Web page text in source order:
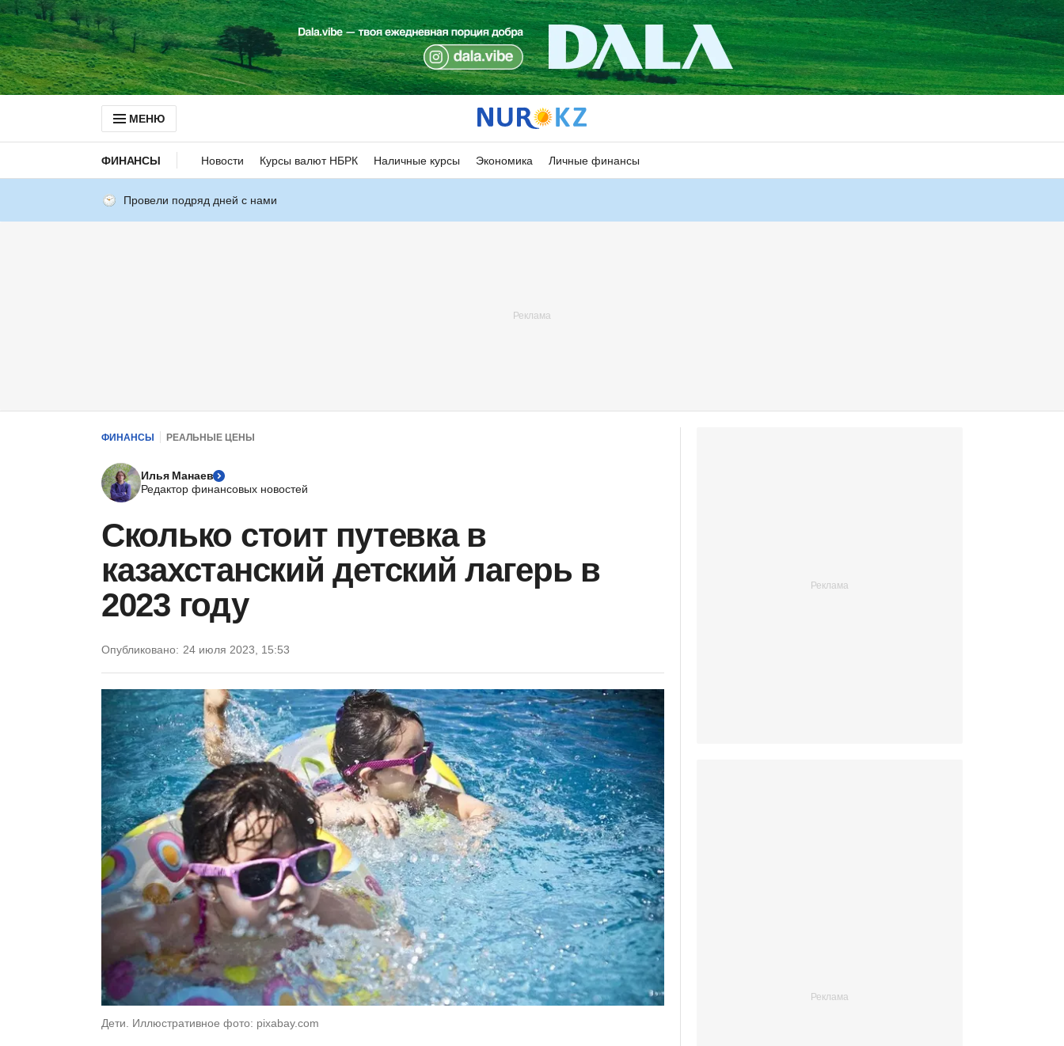
МЕНЮ
ФИНАНСЫ Новости Курсы валют НБРК Наличные курсы Экономика Личные финансы
Провели подряд дней с нами
ФИНАНСЫ РЕАЛЬНЫЕ ЦЕНЫ
Илья Манаев
Редактор финансовых новостей
Сколько стоит путевка в
казахстанский детский лагерь в
2023 году
Опубликовано: 24 июля 2023, 15:53
Дети. Иллюстративное фото: pixabay.com